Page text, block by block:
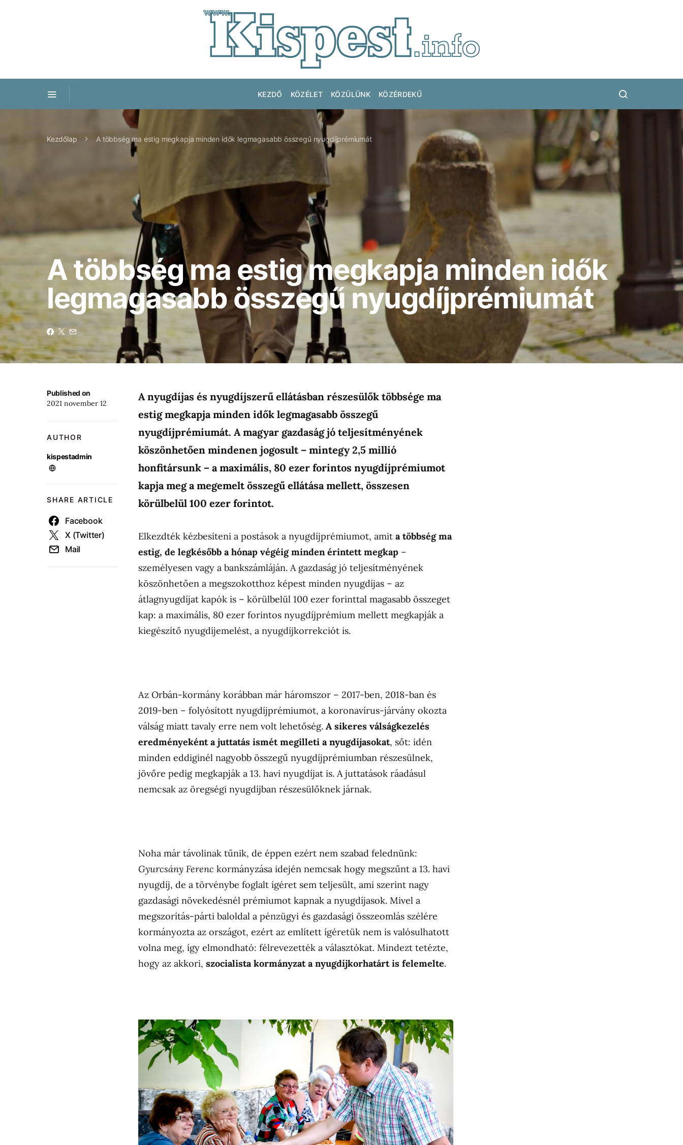
KEZDŐ KÖZÉLET KÖZÜLÜNK KÖZÉRDEKŰ
Kezdőlap A többség ma estig megkapja minden idők legmagasabb összegű nyugdíjprémiumát
A többség ma estig megkapja minden idők
legmagasabb összegű nyugdíjprémiumát
Published on
2021 november 12
AUTHOR
kispestadmin
SHARE ARTICLE
Facebook
X (Twitter)
Mail
A nyugdíjas és nyugdíjszerű ellátásban részesülők többsége ma
estig megkapja minden idők legmagasabb összegű
nyugdíjprémiumát. A magyar gazdaság jó teljesítményének
köszönhetően mindenen jogosult – mintegy 2,5 millió
honfitársunk – a maximális, 80 ezer forintos nyugdíjprémiumot
kapja meg a megemelt összegű ellátása mellett, összesen
körülbelül 100 ezer forintot.
Elkezdték kézbesíteni a postások a nyugdíjprémiumot, amit a többség ma
estig, de legkésőbb a hónap végéig minden érintett megkap –
személyesen vagy a bankszámláján. A gazdaság jó teljesítményének
köszönhetően a megszokotthoz képest minden nyugdíjas – az
átlagnyugdíjat kapók is – körülbelül 100 ezer forinttal magasabb összeget
kap: a maximális, 80 ezer forintos nyugdíjprémium mellett megkapják a
kiegészítő nyugdíjemelést, a nyugdíjkorrekciót is.
Az Orbán-kormány korábban már háromszor – 2017-ben, 2018-ban és
2019-ben – folyósított nyugdíjprémiumot, a koronavírus-járvány okozta
válság miatt tavaly erre nem volt lehetőség. A sikeres válságkezelés
eredményeként a juttatás ismét megilleti a nyugdíjasokat, sőt: idén
minden eddiginél nagyobb összegű nyugdíjprémiumban részesülnek,
jövőre pedig megkapják a 13. havi nyugdíjat is. A juttatások ráadásul
nemcsak az öregségi nyugdíjban részesülőknek járnak.
Noha már távolinak tűnik, de éppen ezért nem szabad felednünk:
Gyurcsány Ferenc kormányzása idején nemcsak hogy megszűnt a 13. havi
nyugdíj, de a törvénybe foglalt ígéret sem teljesült, ami szerint nagy
gazdasági növekedésnél prémiumot kapnak a nyugdíjasok. Mivel a
megszorítás-párti baloldal a pénzügyi és gazdasági összeomlás szélére
kormányozta az országot, ezért az említett ígéretük nem is valósulhatott
volna meg, így elmondható: félrevezették a választókat. Mindezt tetézte,
hogy az akkori, szocialista kormányzat a nyugdíjkorhatárt is felemelte.